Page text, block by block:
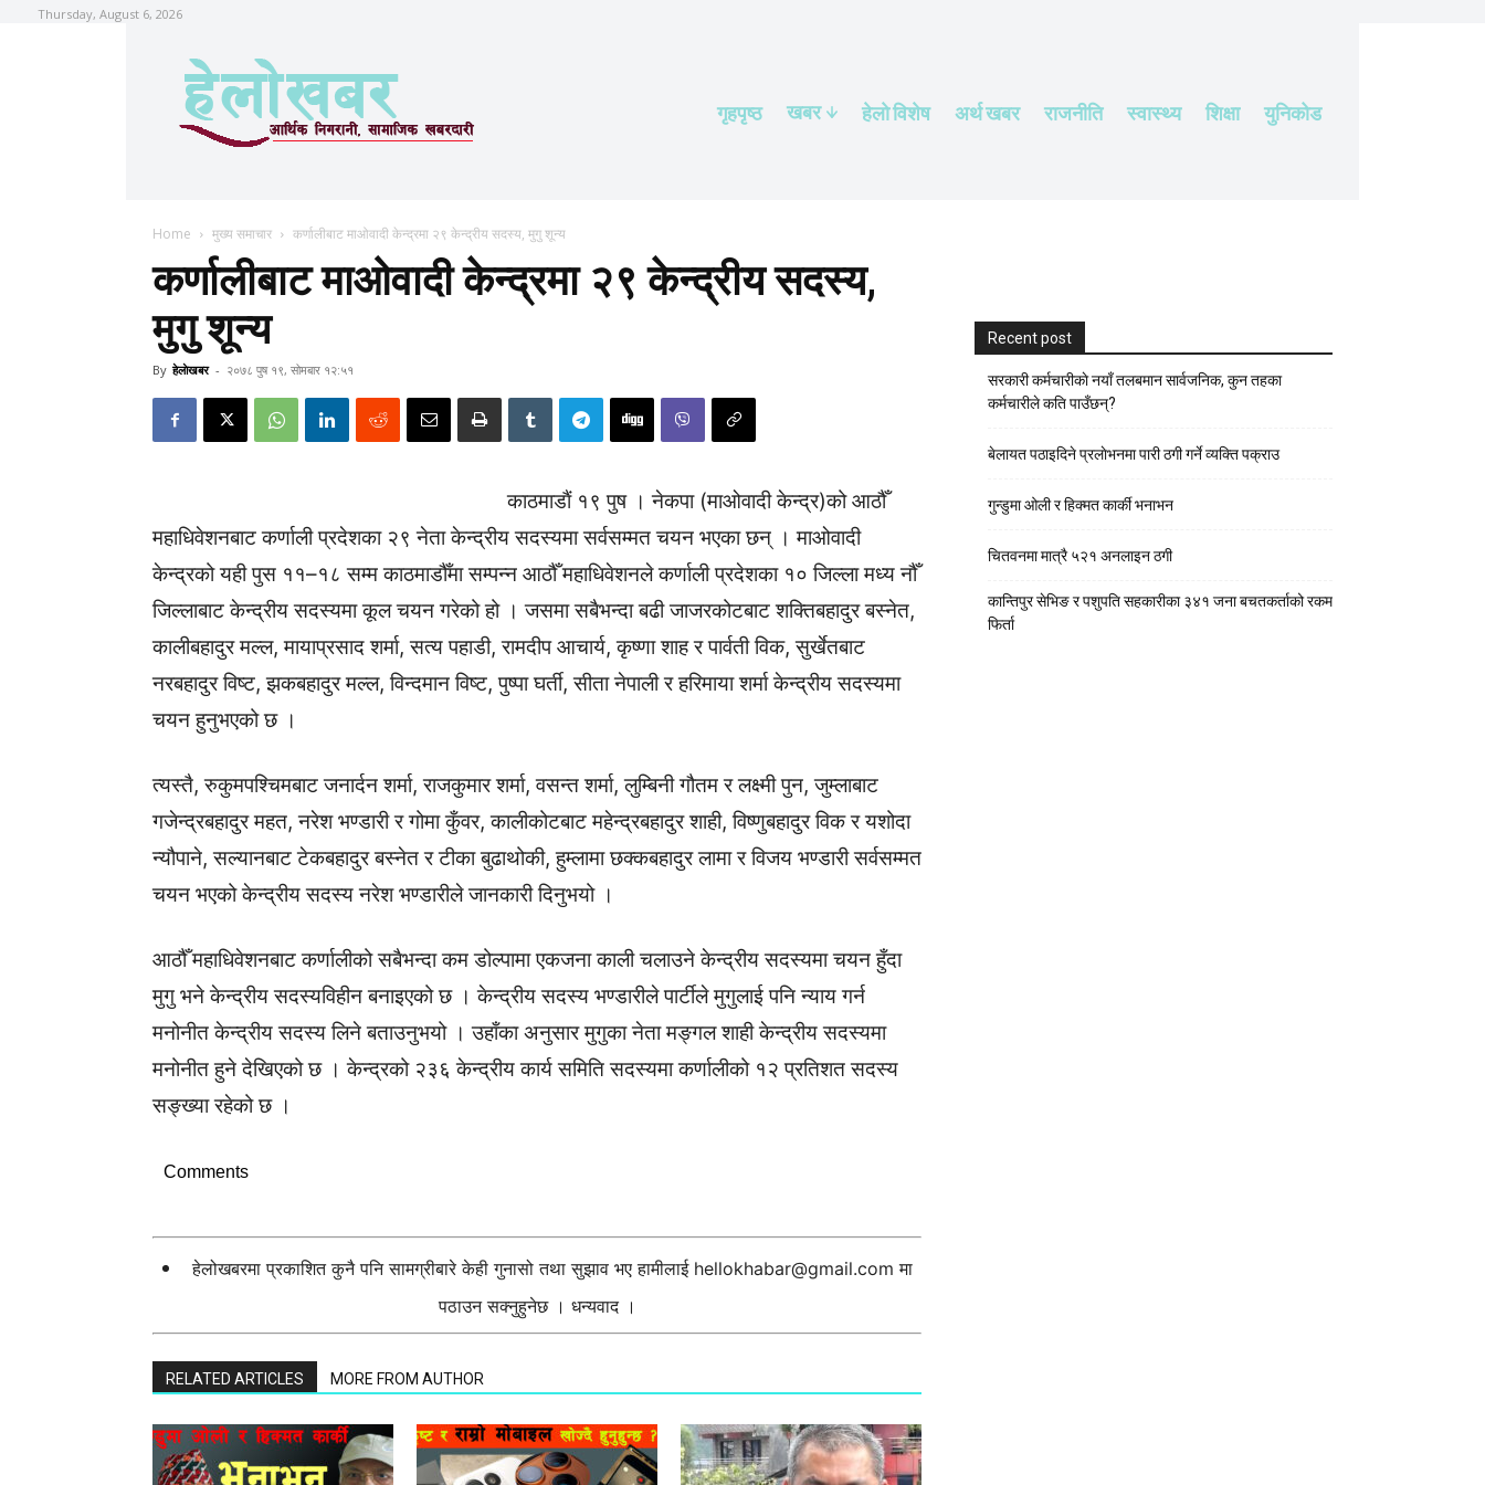
Thursday, August 6, 2026
गृहपृष्ठ खबर हेलाे विशेष अर्थ खबर राजनीति स्वास्थ्य शिक्षा युनिकोड
Home मुख्य समाचार कर्णालीबाट माओवादी केन्द्रमा २९ केन्द्रीय सदस्य, मुगु शून्य
कर्णालीबाट माओवादी केन्द्रमा २९ केन्द्रीय सदस्य,
मुगु शून्य
By हेलाेखबर - २०७८ पुष १९, सोमबार १२:५१
काठमाडाैं १९ पुष । नेकपा (माओवादी केन्द्र)को आठौँ
महाधिवेशनबाट कर्णाली प्रदेशका २९ नेता केन्द्रीय सदस्यमा सर्वसम्मत चयन भएका छन् । माओवादी
केन्द्रको यही पुस ११–१८ सम्म काठमाडौँमा सम्पन्न आठौँ महाधिवेशनले कर्णाली प्रदेशका १० जिल्ला मध्य नौँ
जिल्लाबाट केन्द्रीय सदस्यमा कूल चयन गरेको हो । जसमा सबैभन्दा बढी जाजरकोटबाट शक्तिबहादुर बस्नेत,
कालीबहादुर मल्ल, मायाप्रसाद शर्मा, सत्य पहाडी, रामदीप आचार्य, कृष्णा शाह र पार्वती विक, सुर्खेतबाट
नरबहादुर विष्ट, झकबहादुर मल्ल, विन्दमान विष्ट, पुष्पा घर्ती, सीता नेपाली र हरिमाया शर्मा केन्द्रीय सदस्यमा
चयन हुनुभएको छ ।
त्यस्तै, रुकुमपश्चिमबाट जनार्दन शर्मा, राजकुमार शर्मा, वसन्त शर्मा, लुम्बिनी गौतम र लक्ष्मी पुन, जुम्लाबाट
गजेन्द्रबहादुर महत, नरेश भण्डारी र गोमा कुँवर, कालीकोटबाट महेन्द्रबहादुर शाही, विष्णुबहादुर विक र यशोदा
न्यौपाने, सल्यानबाट टेकबहादुर बस्नेत र टीका बुढाथोकी, हुम्लामा छक्कबहादुर लामा र विजय भण्डारी सर्वसम्मत
चयन भएको केन्द्रीय सदस्य नरेश भण्डारीले जानकारी दिनुभयो ।
आठौँ महाधिवेशनबाट कर्णालीको सबैभन्दा कम डोल्पामा एकजना काली चलाउने केन्द्रीय सदस्यमा चयन हुँदा
मुगु भने केन्द्रीय सदस्यविहीन बनाइएको छ । केन्द्रीय सदस्य भण्डारीले पार्टीले मुगुलाई पनि न्याय गर्न
मनोनीत केन्द्रीय सदस्य लिने बताउनुभयो । उहाँका अनुसार मुगुका नेता मङ्गल शाही केन्द्रीय सदस्यमा
मनोनीत हुने देखिएको छ । केन्द्रको २३६ केन्द्रीय कार्य समिति सदस्यमा कर्णालीको १२ प्रतिशत सदस्य
सङ्ख्या रहेको छ ।
Comments
हेलोखबरमा प्रकाशित कुनै पनि सामग्रीबारे केही गुनासो तथा सुझाव भए हामीलाई hellokhabar@gmail.com मा
पठाउन सक्नुहुनेछ । धन्यवाद ।
RELATED ARTICLES MORE FROM AUTHOR
Recent post
सरकारी कर्मचारीकाे नयाँ तलबमान सार्वजनिक, कुन तहका
कर्मचारीले कति पाउँछन्?
बेलायत पठाइदिने प्रलाेभनमा पारी ठगी गर्ने व्यक्ति पक्राउ
गुन्डुमा ओली र हिक्मत कार्की भनाभन
चितवनमा मात्रै ५२१ अनलाइन ठगी
कान्तिपुर सेभिङ र पशुपति सहकारीका ३४१ जना बचतकर्ताको रकम
फिर्ता